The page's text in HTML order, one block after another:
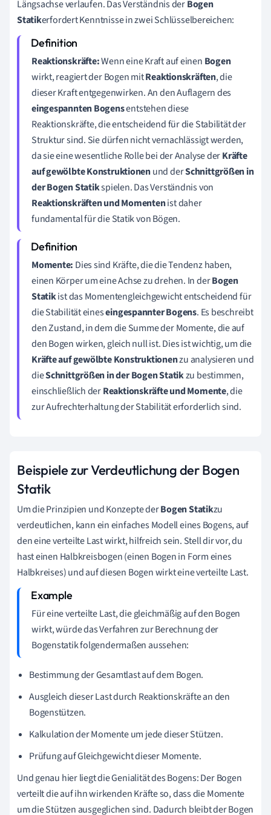
Längsachse verlaufen. Das Verständnis derBogen
Statikerfordert Kenntnisse in zwei Schlüsselbereichen:
Reaktionskräfte:Wenn eine Kraft auf einen Bogen
wirkt, reagiert der Bogen mitReaktionskräften, die
dieser Kraft entgegenwirken. An den Auflagern des
eingespannten Bogensentstehen diese
Reaktionskräfte, die entscheidend für die Stabilität der
Struktur sind. Sie dürfen nicht vernachlässigt werden,
da sie eine wesentliche Rolle bei der Analyse derKräfte
auf gewölbte Konstruktionenund derSchnittgrößen in
der Bogen Statikspielen. Das Verständnis von
Reaktionskräften und Momentenist daher
fundamental für die Statik von Bögen.
Momente: Dies sind Kräfte, die die Tendenz haben,
einen Körper um eine Achse zu drehen. In derBogen
Statikist das Momentengleichgewicht entscheidend für
die Stabilität eineseingespannter Bogens. Es beschreibt
den Zustand, in dem die Summe der Momente, die auf
den Bogen wirken, gleich null ist. Dies ist wichtig, um die
Kräfte auf gewölbte Konstruktionenzu analysieren und
dieSchnittgrößen in der Bogen Statikzu bestimmen,
einschließlich derReaktionskräfte und Momente, die
zur Aufrechterhaltung der Stabilität erforderlich sind.
Beispiele zur Verdeutlichung der Bogen
Statik
Um die Prinzipien und Konzepte derBogen Statikzu
verdeutlichen, kann ein einfaches Modell eines Bogens, auf
den eine verteilte Last wirkt, hilfreich sein. Stell dir vor, du
hast einen Halbkreisbogen (einen Bogen in Form eines
Halbkreises) und auf diesen Bogen wirkt eine verteilte Last.
Für eine verteilte Last, die gleichmäßig auf den Bogen
wirkt, würde das Verfahren zur Berechnung der
Bogenstatik folgendermaßen aussehen:
Bestimmung der Gesamtlast auf dem Bogen.
Ausgleich dieser Last durch Reaktionskräfte an den
Bogenstützen.
Kalkulation der Momente um jede dieser Stützen.
Prüfung auf Gleichgewicht dieser Momente.
Und genau hier liegt die Genialität des Bogens: Der Bogen
verteilt die auf ihn wirkenden Kräfte so, dass die Momente
um die Stützen ausgeglichen sind. Dadurch bleibt der Bogen